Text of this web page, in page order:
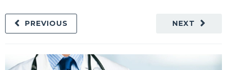
NEXT
PREVIOUS